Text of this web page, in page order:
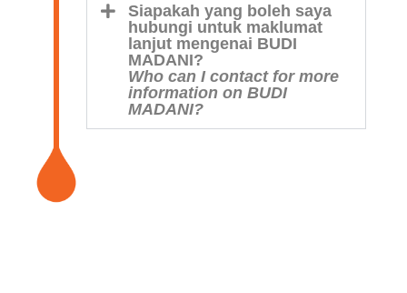
Siapakah yang boleh saya
hubungi untuk maklumat
lanjut mengenai BUDI
MADANI?
Who can I contact for more
information on BUDI
MADANI?